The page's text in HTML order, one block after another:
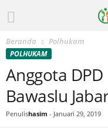
Beranda Polhukam
POLHUKAM
Anggota
Bawaslu
Penulishasim - Januari 29, 2019